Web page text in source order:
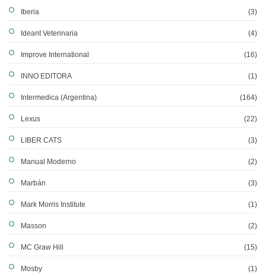
Iberia (3)
Ideant Veterinaria (4)
Improve International (16)
INNO EDITORA (1)
Intermedica (Argentina) (164)
Lexus (22)
LIBER CATS (3)
Manual Moderno (2)
Marbán (3)
Mark Morris Institute (1)
Masson (2)
MC Graw Hill (15)
Mosby (1)